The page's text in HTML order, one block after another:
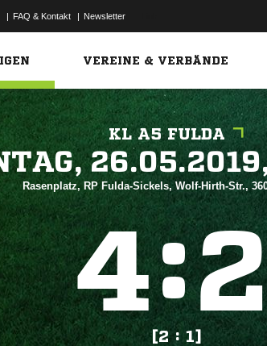
| FAQ & Kontakt | Newsletter
VEREINE & VERBÄNDE
KL A5 FULDA

Rasenplatz, RP Fulda-Sickels, Wolf-Hirth-Str.,
:
[2 : 1]